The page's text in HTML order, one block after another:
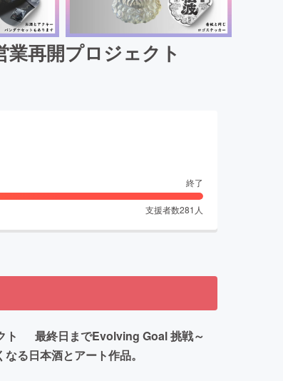
業再開プロジェクト
終了
支援者数281 人
ト 最終日までEvolving Goal 挑戦～
る日本酒とアート作品。